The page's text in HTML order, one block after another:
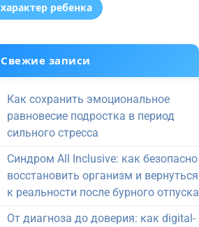
характер ребенка
Свежие записи
Как сохранить эмоциональное
равновесие подростка в период
сильного стресса
Синдром All Inclusive: как безопасно
восстановить организм и вернуться
к реальности после бурного отпуска
От диагноза до доверия: как digital-